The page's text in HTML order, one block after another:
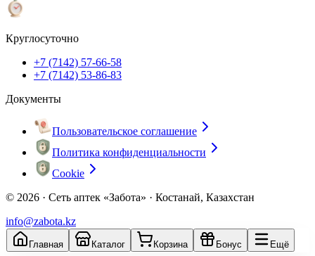
Круглосуточно
+7 (7142) 57-66-58
+7 (7142) 53-86-83
Документы
Пользовательское соглашение
Политика конфиденциальности
Cookie
© 2026 · Сеть аптек «Забота» · Костанай, Казахстан
info@zabota.kz
Главная Каталог Корзина Бонус Ещё